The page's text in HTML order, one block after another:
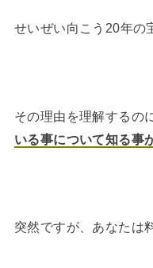
せいぜい向こう20年の
その理由を理解するの
いる事について知る事
突然ですが、あなたは